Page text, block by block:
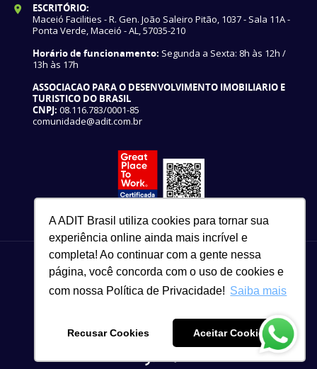
A ADIT Brasil utiliza cookies para tornar sua
experiência online ainda mais incrível e
completa! Ao continuar com a gente nessa
página, você concorda com o uso de cookies e
com nossa Política de Privacidade! Saiba mais
Recusar Cookies Aceitar Cookies
ESCRITÓRIO:
Maceió Facilities - R. Gen. João Saleiro Pitão, 1037 - Sala 11A -
Ponta Verde, Maceió - AL, 57035-210
Horário de funcionamento: Segunda a Sexta: 8h às 12h /
13h às 17h
ASSOCIACAO PARA O DESENVOLVIMENTO IMOBILIARIO E
TURISTICO DO BRASIL
CNPJ: 08.116.783/0001-85
comunidade@adit.com.br
Copyright © 2021